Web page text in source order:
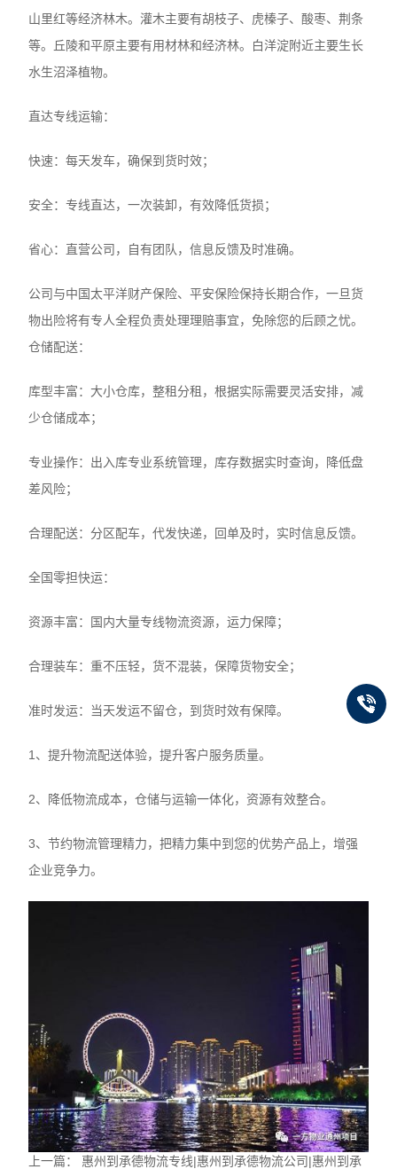
山里红等经济林木。灌木主要有胡枝子、虎榛子、酸枣、荆条
等。丘陵和平原主要有用材林和经济林。白洋淀附近主要生长
水生沼泽植物。
直达专线运输：
快速：每天发车，确保到货时效；
安全：专线直达，一次装卸，有效降低货损；
省心：直营公司，自有团队，信息反馈及时准确。
公司与中国太平洋财产保险、平安保险保持长期合作，一旦货
物出险将有专人全程负责处理理赔事宜，免除您的后顾之忧。
仓储配送：
库型丰富：大小仓库，整租分租，根据实际需要灵活安排，减
少仓储成本；
专业操作：出入库专业系统管理，库存数据实时查询，降低盘
差风险；
合理配送：分区配车，代发快递，回单及时，实时信息反馈。
全国零担快运：
资源丰富：国内大量专线物流资源，运力保障；
合理装车：重不压轻，货不混装，保障货物安全；
准时发运：当天发运不留仓，到货时效有保障。
1、提升物流配送体验，提升客户服务质量。
2、降低物流成本，仓储与运输一体化，资源有效整合。
3、节约物流管理精力，把精力集中到您的优势产品上，增强
企业竞争力。
上一篇： 惠州到承德物流专线|惠州到承德物流公司|惠州到承